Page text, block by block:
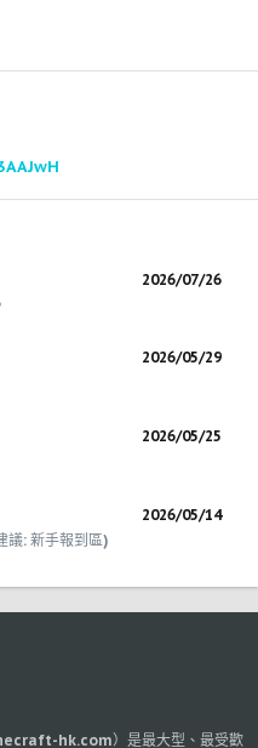
2026/07/26
2026/05/29
2026/05/25
2026/05/14
議: 新手報到區)
hk.com）是最大型、最受歡